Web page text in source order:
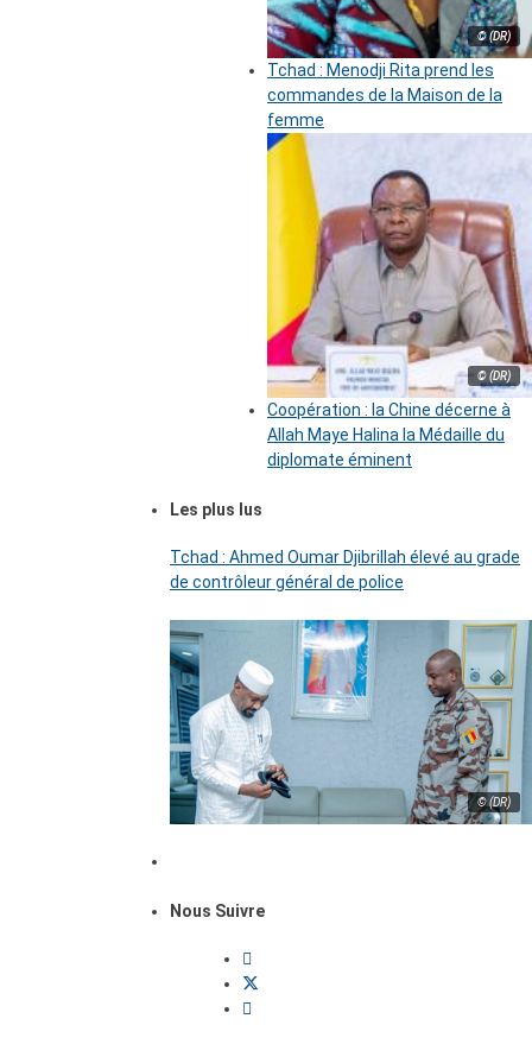
© (DR)
Tchad : Menodji Rita prend les
commandes de la Maison de la
femme
© (DR)
Coopération : la Chine décerne à
Allah Maye Halina la Médaille du
diplomate éminent
Les plus lus
Tchad : Ahmed Oumar Djibrillah élevé au grade
de contrôleur général de police
© (DR)
Nous Suivre